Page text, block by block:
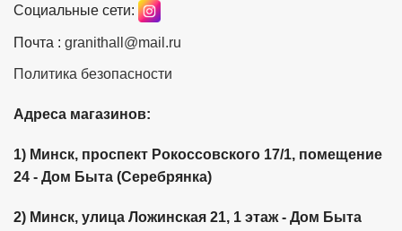
Социальные сети:
Почта : granithall@mail.ru
Политика безопасности
Адреса магазинов:
1) Минск, проспект Рокоссовского 17/1, помещение
24 - Дом Быта (Серебрянка)
2) Минск, улица Ложинская 21, 1 этаж - Дом Быта